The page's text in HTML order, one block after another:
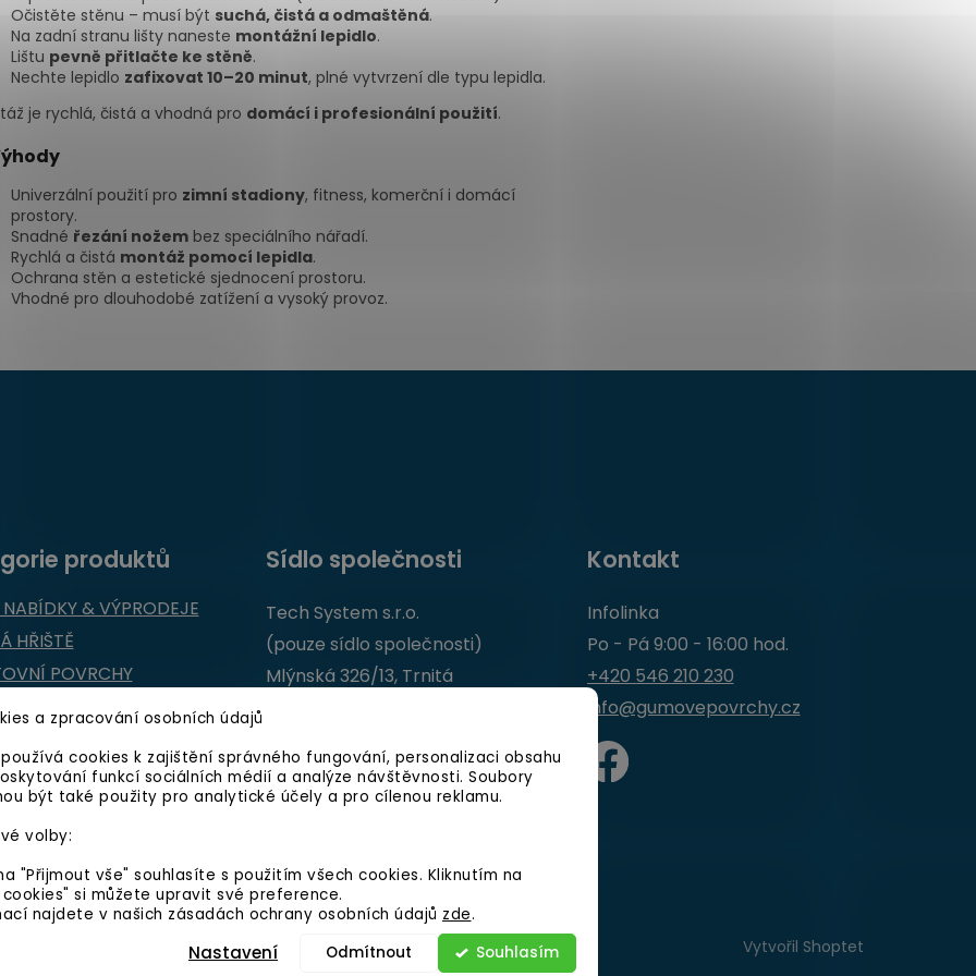
a zpracování osobních údajů
cookies k zajištění správného fungování, personalizaci obsahu
funkcí sociálních médií a analýze návštěvnosti. Soubory
být také použity pro analytické účely a pro cílenou reklamu.
volby:
"Přijmout vše" souhlasíte s použitím všech cookies. Kliknutím na
si můžete upravit své preference.
najdete v našich zásadách ochrany osobních údajů zde.
Souhlasím
Odmítnout
Nastavení
Očistěte stěnu – musí být suchá, čistá a odmaštěná.
Na zadní stranu lišty naneste montážní lepidlo.
Lištu pevně přitlačte ke stěně.
Nechte lepidlo zafixovat 10–20 minut, plné vytvrzení dle typu lepidla.
je rychlá, čistá a vhodná pro domácí i profesionální použití.
Univerzální použití pro zimní stadiony, fitness, komerční i domácí
prostory.
Snadné řezání nožem bez speciálního nářadí.
Rychlá a čistá montáž pomocí lepidla.
Ochrana stěn a estetické sjednocení prostoru.
Vhodné pro dlouhodobé zatížení a vysoký provoz.
produktů
& VÝPRODEJE
HŘIŠTĚ
POVRCHY
Sídlo společnosti
Tech System s.r.o.
(pouze sídlo společnosti)
Mlýnská 326/13, Trnitá
IČO 03387569
DIČ CZ03387569
Kontakt
Infolinka
Po - Pá 9:00 - 16:00 hod.
+420 546 210 230
info@gumovepovrchy.cz
Vytvořil Shoptet
Upravit nastavení cookies